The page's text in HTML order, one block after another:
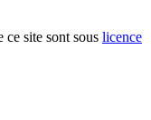
ce site sont sous licence